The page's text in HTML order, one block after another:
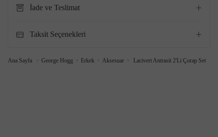
İade ve Teslimat
Taksit Seçenekleri
Ana Sayfa George Hogg Erkek Aksesuar Lacivert Antrasit 2'Li Çorap Set